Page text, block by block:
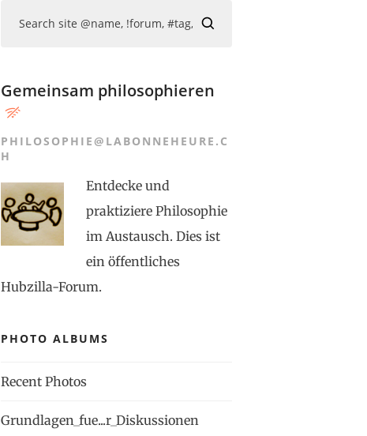
Gemeinsam philosophieren
PHILOSOPHIE@LABONNEHEURE.C
H
Entdecke und
praktiziere Philosophie
im Austausch. Dies ist
ein öffentliches
Hubzilla-Forum.
PHOTO ALBUMS
Recent Photos
Grundlagen_fue...r_Diskussionen